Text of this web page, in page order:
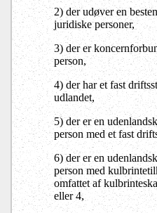
2) der udøver en
juridiske personer,
3) der er
person,
4) der har et fast
udlandet,
5) der er en
person med et fast
6) der er en
person med
omfattet af
eller 4,